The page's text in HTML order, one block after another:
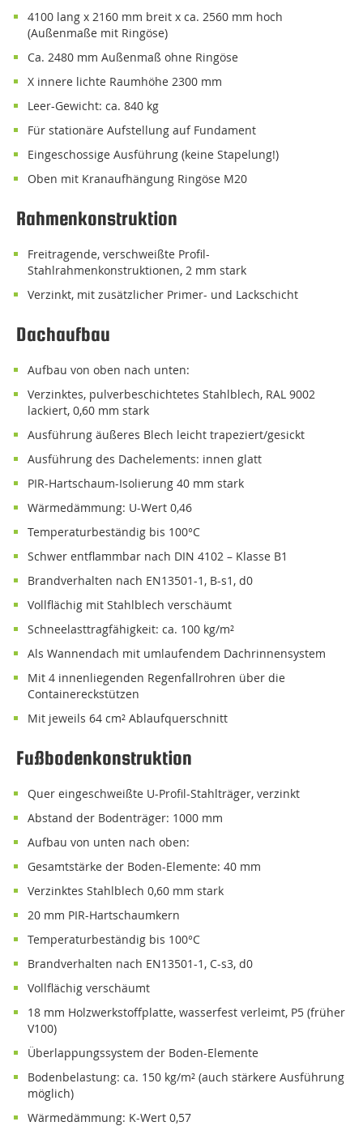
4100 lang x 2160 mm breit x ca. 2560 mm hoch
(Außenmaße mit Ringöse)
ca. 2480 mm Außenmaß ohne Ringöse
x innere lichte Raumhöhe 2300 mm
Leer-Gewicht: ca. 840 kg
für stationäre Aufstellung auf Fundament
eingeschossige Ausführung (keine Stapelung!)
oben mit Kranaufhängung Ringöse M20
Rahmenkonstruktion
freitragende, verschweißte Profil-
Stahlrahmenkonstruktionen, 2 mm stark
verzinkt, mit zusätzlicher Primer- und Lackschicht
Dachaufbau
Aufbau von oben nach unten:
verzinktes, pulverbeschichtetes Stahlblech, RAL 9002
lackiert, 0,60 mm stark
Ausführung äußeres Blech leicht trapeziert/gesickt
Ausführung des Dachelements: innen glatt
PIR-Hartschaum-Isolierung 40 mm stark
Wärmedämmung: U-Wert 0,46
temperaturbeständig bis 100°C
schwer entflammbar nach DIN 4102 – Klasse B1
Brandverhalten nach EN13501-1, B-s1, d0
vollflächig mit Stahlblech verschäumt
Schneelasttragfähigkeit: ca. 100 kg/m²
als Wannendach mit umlaufendem Dachrinnensystem
mit 4 innenliegenden Regenfallrohren über die
Containereckstützen
mit jeweils 64 cm² Ablaufquerschnitt
Fußbodenkonstruktion
quer eingeschweißte U-Profil-Stahlträger, verzinkt
Abstand der Bodenträger: 1000 mm
Aufbau von unten nach oben:
Gesamtstärke der Boden-Elemente: 40 mm
verzinktes Stahlblech 0,60 mm stark
20 mm PIR-Hartschaumkern
temperaturbeständig bis 100°C
Brandverhalten nach EN13501-1, C-s3, d0
vollflächig verschäumt
18 mm Holzwerkstoffplatte, wasserfest verleimt, P5 (früher
V100)
Überlappungssystem der Boden-Elemente
Bodenbelastung: ca. 150 kg/m² (auch stärkere Ausführung
möglich)
Wärmedämmung: K-Wert 0,57